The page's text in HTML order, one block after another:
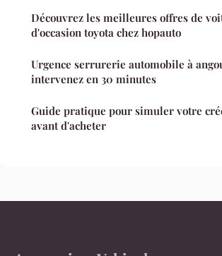
Découvrez les meilleures offres de
d'occasion toyota chez hopauto
Urgence serrurerie automobile à
intervenez en 30 minutes
Guide pratique pour simuler votre
avant d'acheter